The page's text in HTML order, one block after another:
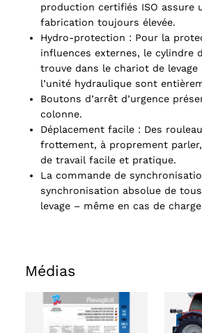
production certifiés ISO assure
fabrication toujours élevée.
Hydro-protection : Pour la
influences externes, le cylindre
trouve dans le chariot de
l’unité hydraulique sont
Boutons d’arrêt d’urgence
colonne.
Déplacement facile : Des
frottement, à proprement parler,
de travail facile et pratique.
La commande de
synchronisation absolue de
levage – même en cas de
Médias